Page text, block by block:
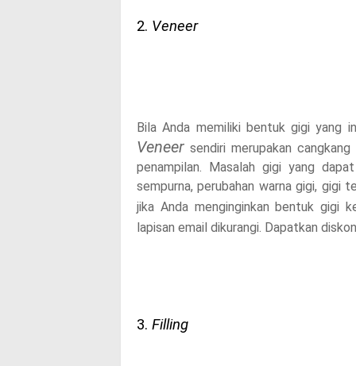
2. Veneer
Bila Anda memiliki bentuk gigi yang
Veneer sendiri merupakan
penampilan. Masalah gigi yang
sempurna, perubahan warna gigi, gigi
jika Anda menginginkan bentuk gigi
lapisan email dikurangi. Dapatkan
3. Filling